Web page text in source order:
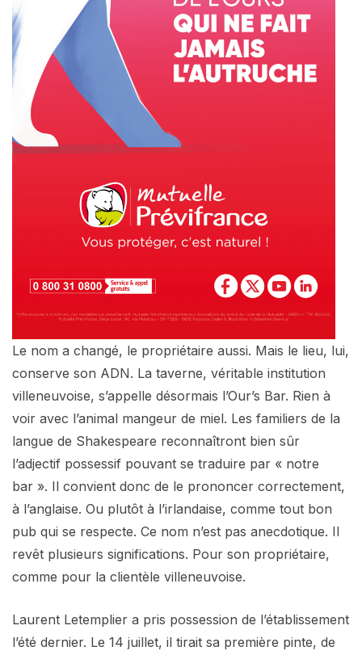
Le nom a changé, le propriétaire aussi. Mais le lieu, lui,
conserve son ADN. La taverne, véritable institution
villeneuvoise, s’appelle désormais l’Our’s Bar. Rien à
voir avec l’animal mangeur de miel. Les familiers de la
langue de Shakespeare reconnaîtront bien sûr
l’adjectif possessif pouvant se traduire par « notre
bar ». Il convient donc de le prononcer correctement,
à l’anglaise. Ou plutôt à l’irlandaise, comme tout bon
pub qui se respecte. Ce nom n’est pas anecdotique. Il
revêt plusieurs significations. Pour son propriétaire,
comme pour la clientèle villeneuvoise.
Laurent Letemplier a pris possession de l’établissement
l’été dernier. Le 14 juillet, il tirait sa première pinte, de